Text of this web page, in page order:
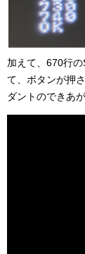
加えて、670行
て、ボタンが押
ダントのできあ